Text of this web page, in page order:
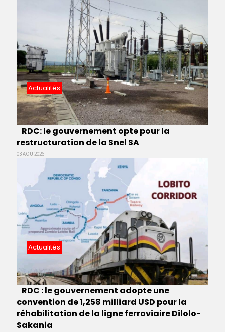
Actualités
RDC: le gouvernement opte pour la
restructuration de la Snel SA
03 AOÛ 2026
Actualités
RDC : le gouvernement adopte une
convention de 1,258 milliard USD pour la
réhabilitation de la ligne ferroviaire Dilolo-
Sakania